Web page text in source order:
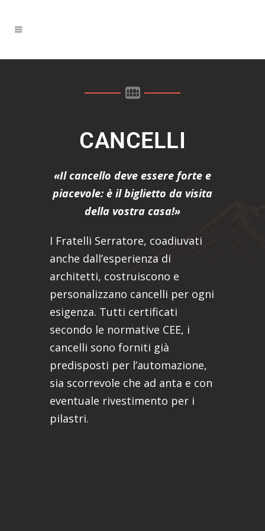
CANCELLI
«Il cancello deve essere forte e
piacevole: è il biglietto da visita
della vostra casa!»
I Fratelli Serratore, coadiuvati
anche dall’esperienza di
architetti, costruiscono e
personalizzano cancelli per ogni
esigenza. Tutti certificati
secondo le normative CEE, i
cancelli sono forniti già
predisposti per l’automazione,
sia scorrevole che ad anta e con
eventuale rivestimento per i
pilastri.